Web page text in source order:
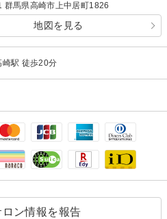
群馬県高崎市上中居町1826
地図を見る
駅 徒歩20分
ン情報を報告